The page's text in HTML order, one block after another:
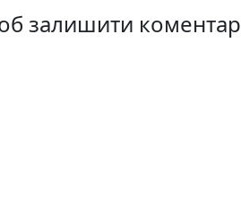
залишити коментар